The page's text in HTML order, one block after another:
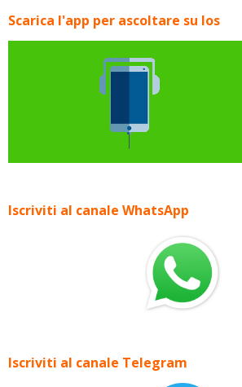
Scarica l'app per ascoltare su Ios
Iscriviti al canale WhatsApp
Iscriviti al canale Telegram